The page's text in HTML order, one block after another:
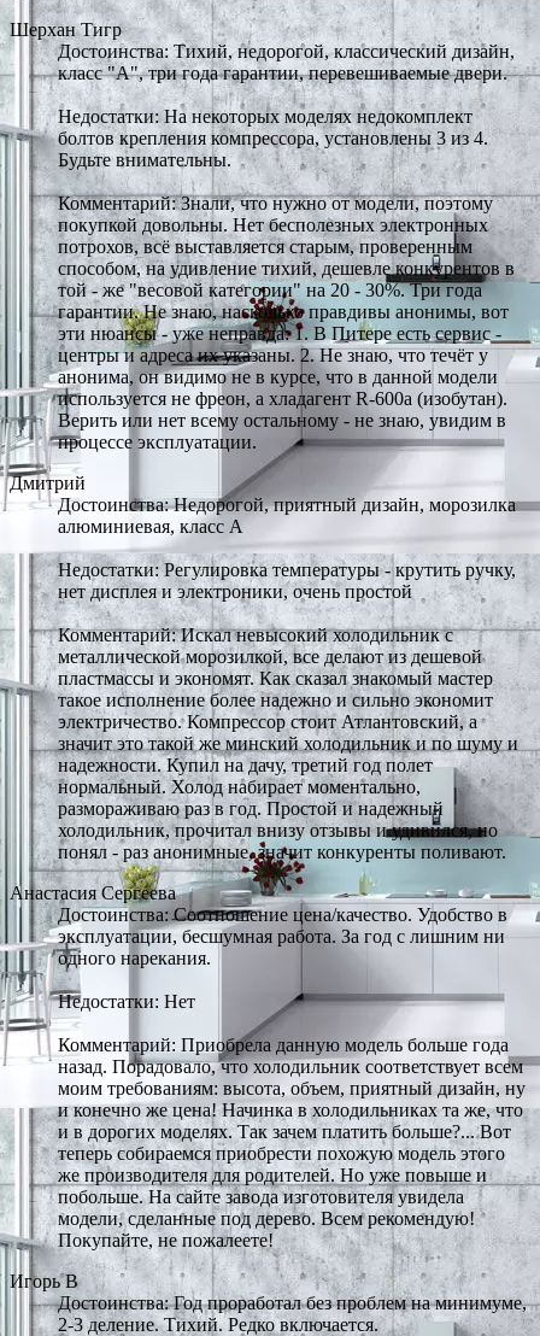
Шерхан Тигр
Достоинства: Тихий, недорогой, классический дизайн,
класс "А", три года гарантии, перевешиваемые двери.
Недостатки: На некоторых моделях недокомплект
болтов крепления компрессора, установлены 3 из 4.
Будьте внимательны.
Комментарий: Знали, что нужно от модели, поэтому
покупкой довольны. Нет бесполезных электронных
потрохов, всё выставляется старым, проверенным
способом, на удивление тихий, дешевле конкурентов в
той - же "весовой категории" на 20 - 30%. Три года
гарантии. Не знаю, насколько правдивы анонимы, вот
эти нюансы - уже неправда: 1. В Питере есть сервис -
центры и адреса их указаны. 2. Не знаю, что течёт у
анонима, он видимо не в курсе, что в данной модели
используется не фреон, а хладагент R-600a (изобутан).
Верить или нет всему остальному - не знаю, увидим в
процессе эксплуатации.
Дмитрий
Достоинства: Недорогой, приятный дизайн, морозилка
алюминиевая, класс А
Недостатки: Регулировка температуры - крутить ручку,
нет дисплея и электроники, очень простой
Комментарий: Искал невысокий холодильник с
металлической морозилкой, все делают из дешевой
пластмассы и экономят. Как сказал знакомый мастер
такое исполнение более надежно и сильно экономит
электричество. Компрессор стоит Атлантовский, а
значит это такой же минский холодильник и по шуму и
надежности. Купил на дачу, третий год полет
нормальный. Холод набирает моментально,
размораживаю раз в год. Простой и надежный
холодильник, прочитал внизу отзывы и удивился, но
понял - раз анонимные, значит конкуренты поливают.
Анастасия Сергеева
Достоинства: Соотношение цена/качество. Удобство в
эксплуатации, бесшумная работа. За год с лишним ни
одного нарекания.
Недостатки: Нет
Комментарий: Приобрела данную модель больше года
назад. Порадовало, что холодильник соответствует всем
моим требованиям: высота, объем, приятный дизайн, ну
и конечно же цена! Начинка в холодильниках та же, что
и в дорогих моделях. Так зачем платить больше?... Вот
теперь собираемся приобрести похожую модель этого
же производителя для родителей. Но уже повыше и
побольше. На сайте завода изготовителя увидела
модели, сделанные под дерево. Всем рекомендую!
Покупайте, не пожалеете!
Игорь В
Достоинства: Год проработал без проблем на минимуме,
2-3 деление. Тихий. Редко включается.